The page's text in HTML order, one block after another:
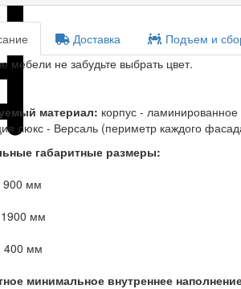
Доставка Подъем и
мебели не забудьте выбрать цвет.
материал: корпус -
люкс - Версаль (периметр каждого
габаритные размеры:
900 мм
1900 мм
400 мм
минимальное внутреннее